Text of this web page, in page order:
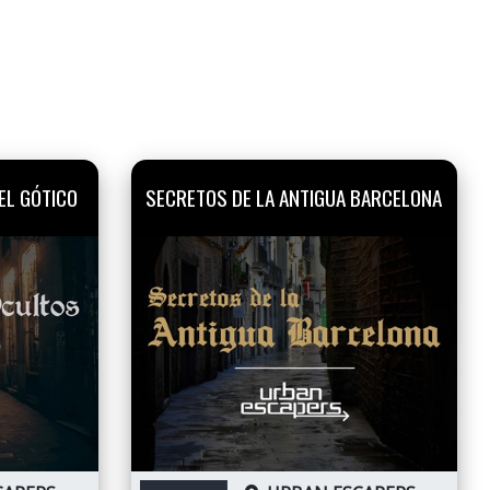
GÓTICO SECRETOS DE LA ANTIGUA BARCELONA